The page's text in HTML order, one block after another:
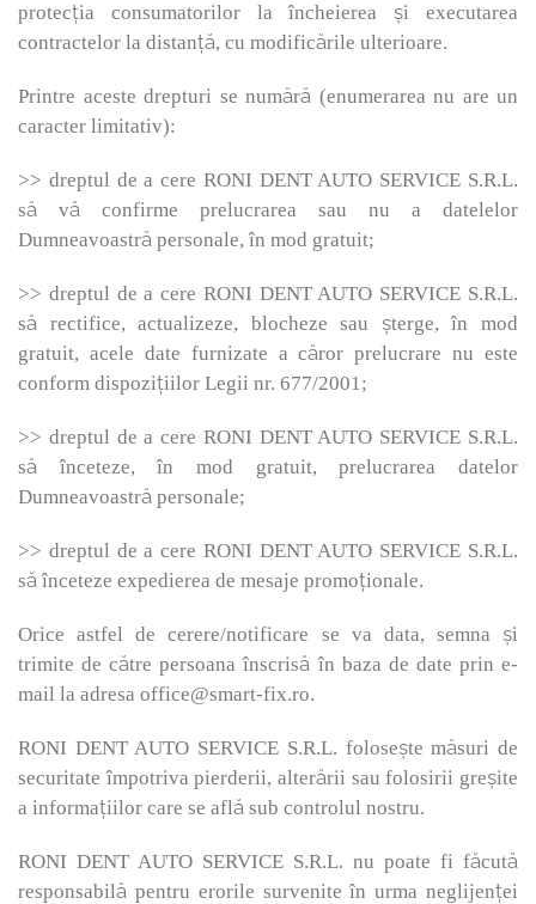
protecția consumatorilor la încheierea și executarea
contractelor la distanță, cu modificările ulterioare.
Printre aceste drepturi se numără (enumerarea nu are un
caracter limitativ):
>> dreptul de a cere RONI DENT AUTO SERVICE S.R.L.
să vă confirme prelucrarea sau nu a datelelor
Dumneavoastră personale, în mod gratuit;
>> dreptul de a cere RONI DENT AUTO SERVICE S.R.L.
să rectifice, actualizeze, blocheze sau șterge, în mod
gratuit, acele date furnizate a căror prelucrare nu este
conform dispozițiilor Legii nr. 677/2001;
>> dreptul de a cere RONI DENT AUTO SERVICE S.R.L.
să înceteze, în mod gratuit, prelucrarea datelor
Dumneavoastră personale;
>> dreptul de a cere RONI DENT AUTO SERVICE S.R.L.
să înceteze expedierea de mesaje promoționale.
Orice astfel de cerere/notificare se va data, semna și
trimite de către persoana înscrisă în baza de date prin e-
mail la adresa office@smart-fix.ro.
RONI DENT AUTO SERVICE S.R.L. folosește măsuri de
securitate împotriva pierderii, alterării sau folosirii greșite
a informațiilor care se află sub controlul nostru.
RONI DENT AUTO SERVICE S.R.L. nu poate fi făcută
responsabilă pentru erorile survenite în urma neglijenței